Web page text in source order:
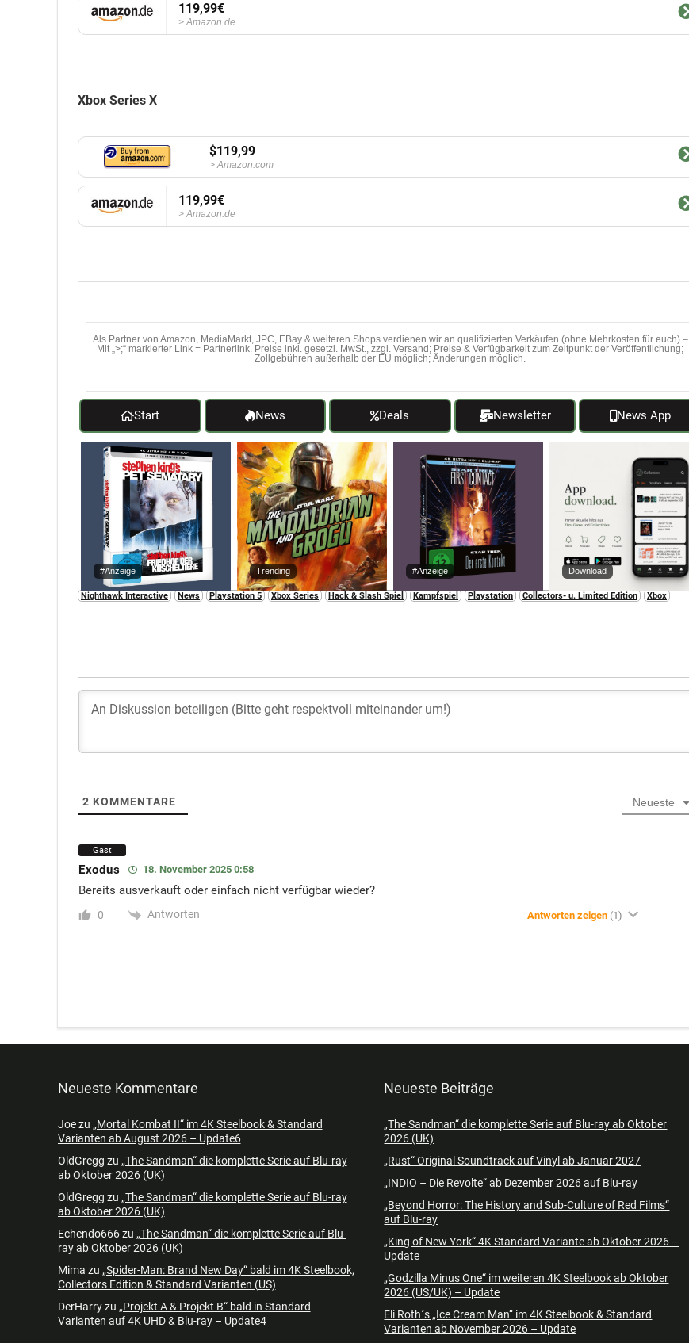
119,99€
Amazon.de
Xbox Series X
$119,99
Amazon.com
119,99€
Amazon.de
Als Partner von Amazon, MediaMarkt, JPC, EBay & weiteren Shops verdienen wir an qualifizierten Verkäufen (ohne Mehrkosten für euch) –
Mit „>;“ markierter Link = Partnerlink. Preise inkl. gesetzl. MwSt., zzgl. Versand; Preise & Verfügbarkeit zum Zeitpunkt der Veröffentlichung;
Zollgebühren außerhalb der EU möglich; Änderungen möglich.
Start News Deals Newsletter News App
#Anzeige Trending #Anzeige Download
Nighthawk Interactive News Playstation 5 Xbox Series Hack & Slash Spiel Kampfspiel Playstation Collectors- u. Limited Edition Xbox
2 KOMMENTARE Neueste
Gast
Exodus 18. November 2025 0:58
Bereits ausverkauft oder einfach nicht verfügbar wieder?
0 Antworten Antworten zeigen (1)
Neueste Kommentare
Joezu „Mortal Kombat II“ im 4K Steelbook & Standard
Varianten ab August 2026 – Update6
OldGregg zu „The Sandman“ die komplette Serie auf Blu-ray
ab Oktober 2026 (UK)
OldGregg zu „The Sandman“ die komplette Serie auf Blu-ray
ab Oktober 2026 (UK)
Echendo666zu „The Sandman“ die komplette Serie auf Blu-
ray ab Oktober 2026 (UK)
Mima zu „Spider-Man: Brand New Day“ bald im 4K Steelbook,
Collectors Edition & Standard Varianten (US)
DerHarryzu „Projekt A & Projekt B“ bald in Standard
Varianten auf 4K UHD & Blu-ray – Update4
Neueste Beiträge
„The Sandman“ die komplette Serie auf Blu-ray ab Oktober
2026 (UK)
„Rust“ Original Soundtrack auf Vinyl ab Januar 2027
„INDIO – Die Revolte“ ab Dezember 2026 auf Blu-ray
„Beyond Horror: The History and Sub-Culture of Red Films“
auf Blu-ray
„King of New York“ 4K Standard Variante ab Oktober 2026 –
Update
„Godzilla Minus One“ im weiteren 4K Steelbook ab Oktober
2026 (US/UK) – Update
Eli Roth´s „Ice Cream Man“ im 4K Steelbook & Standard
Varianten ab November 2026 – Update